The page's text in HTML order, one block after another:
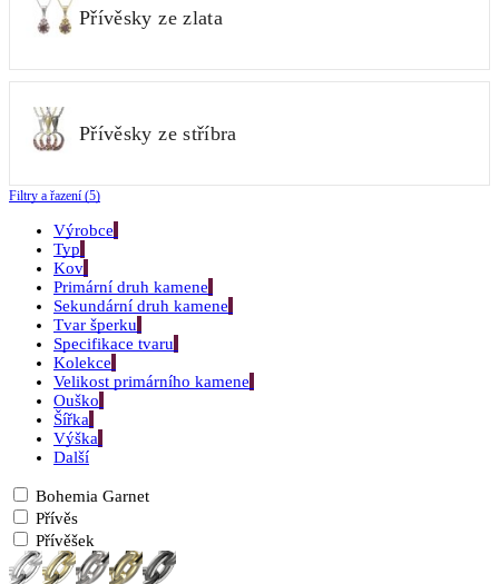
Přívěsky ze zlata
Přívěsky ze stříbra
Filtry a řazení (5)
Výrobce
Typ
Kov
Primární druh kamene
Sekundární druh kamene
Tvar šperku
Specifikace tvaru
Kolekce
Velikost primárního kamene
Ouško
Šířka
Výška
Další
Bohemia Garnet
Přívěs
Přívěšek